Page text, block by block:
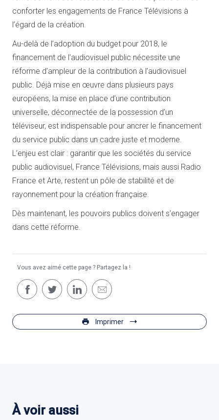
conforter les engagements de France Télévisions à
l’égard de la création.
Au-delà de l’adoption du budget pour 2018, le
financement de l’audiovisuel public nécessite une
réforme d’ampleur de la contribution à l’audiovisuel
public. Déjà mise en œuvre dans plusieurs pays
européens, la mise en place d’une contribution
universelle, déconnectée de la possession d’un
téléviseur, est indispensable pour ancrer le financement
du service public dans un cadre juste et moderne.
L’enjeu est clair : garantir que les sociétés du service
public audiovisuel, France Télévisions, mais aussi Radio
France et Arte, restent un pôle de stabilité et de
rayonnement pour la création française.
Dès maintenant, les pouvoirs publics doivent s’engager
dans cette réforme.
Vous avez aimé cette page ? Partagez la !
Imprimer
À voir aussi